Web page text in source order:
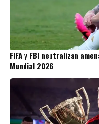
FIFA y FBI neutralizan
Mundial 2026